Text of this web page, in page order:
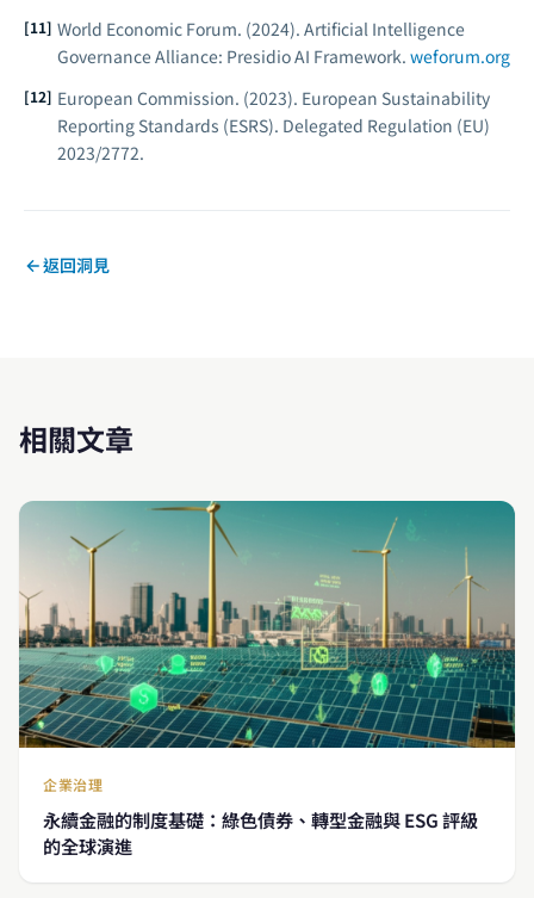
World Economic Forum. (2024). Artificial Intelligence
Governance Alliance: Presidio AI Framework. weforum.org
European Commission. (2023). European Sustainability
Reporting Standards (ESRS). Delegated Regulation (EU)
2023/2772.
返回洞見
相關文章
企業治理
永續金融的制度基礎：綠色債券、轉型金融與 ESG 評級
的全球演進